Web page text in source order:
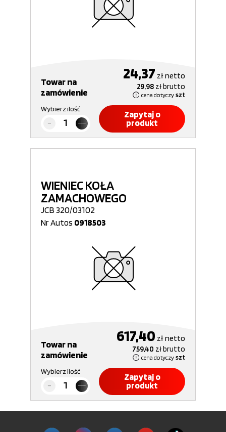
Towar na
zamówienie
24,37 złnetto
29,98 złbrutto
cena dotyczy szt
Wybierz ilość
Zapytaj o
produkt
WIENIEC KOŁA
ZAMACHOWEGO
JCB 320/03102
Nr Autos 0918503
Towar na
zamówienie
617,40 złnetto
759,40 złbrutto
cena dotyczy szt
Wybierz ilość
Zapytaj o
produkt